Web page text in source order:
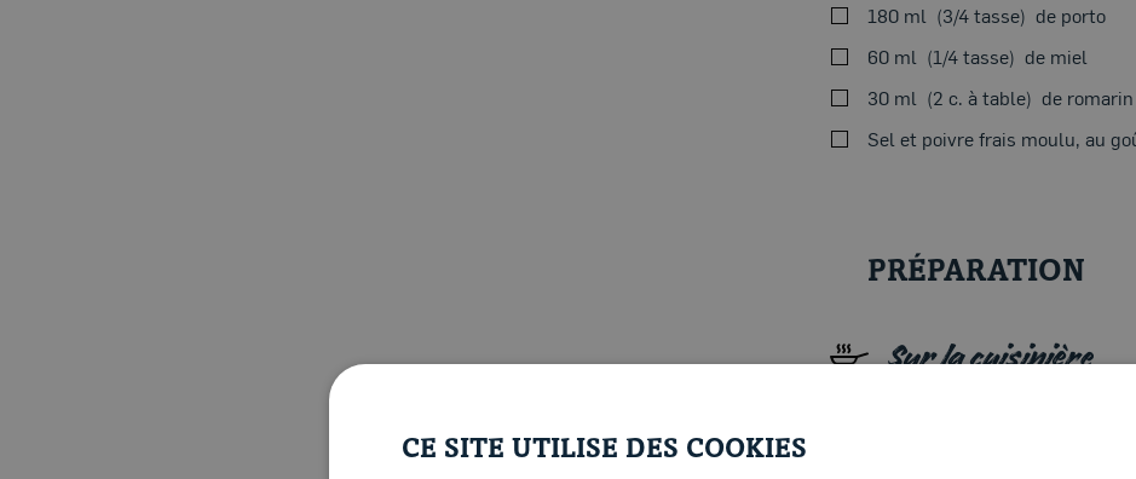
180 ml
3/4 tasse de porto
60 ml
1/4 tasse de miel
30 ml
2 c. à table de
Sel et poivre frais moulu, au
PRÉPARATION
Sur la cuisinière
Faire chauffer l'huile à feu moyen
Faire sauter les oignons et les
CE SITE UTILISE DES COOKIES